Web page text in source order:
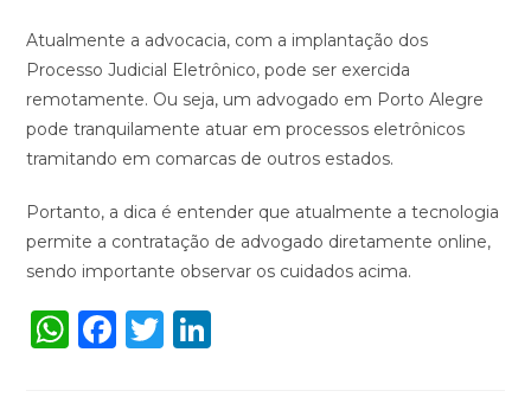
Atualmente a advocacia, com a implantação dos
Processo Judicial Eletrônico, pode ser exercida
remotamente. Ou seja, um advogado em Porto Alegre
pode tranquilamente atuar em processos eletrônicos
tramitando em comarcas de outros estados.
Portanto, a dica é entender que atualmente a tecnologia
permite a contratação de advogado diretamente online,
sendo importante observar os cuidados acima.
W F
T